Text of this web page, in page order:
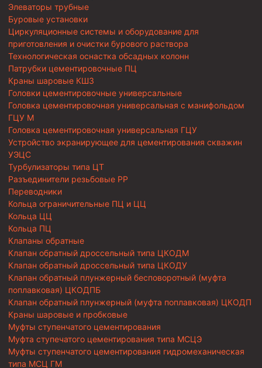
Элеваторы трубные
Буровые установки
Циркуляционные системы и оборудование для
приготовления и очистки бурового раствора
Технологическая оснастка обсадных колонн
Патрубки цементировочные ПЦ
Краны шаровые КШЗ
Головки цементировочные универсальные
Головка цементировочная универсальная с манифольдом
ГЦУ М
Головка цементировочная универсальная ГЦУ
Устройство экранирующее для цементирования скважин
УЭЦС
Турбулизаторы типа ЦТ
Разъединители резьбовые РР
Переводники
Кольца ограничительные ПЦ и ЦЦ
Кольца ЦЦ
Кольца ПЦ
Клапаны обратные
Клапан обратный дроссельный типа ЦКОДМ
Клапан обратный дроссельный типа ЦКОДУ
Клапан обратный плунжерный бесповоротный (муфта
поплавковая) ЦКОДПБ
Клапан обратный плунжерный (муфта поплавковая) ЦКОДП
Краны шаровые и пробковые
Муфты ступенчатого цементирования
Муфта ступечатого цементирования типа МСЦЭ
Муфты ступенчатого цементирования гидромеханическая
типа МСЦ ГМ